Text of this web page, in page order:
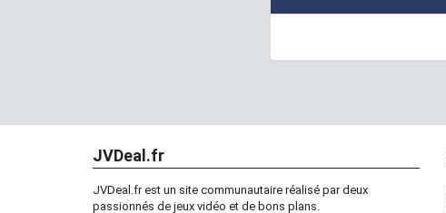
JVDeal.fr
JVDeal.fr est un site communautaire réalisé par deux
passionnés de jeux vidéo et de bons plans.